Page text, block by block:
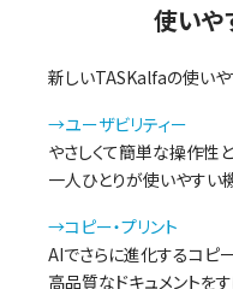
使いや
新しいTASKalfaの使いや
→ユーザビリティー
やさしくて簡単な操作性と
一人ひとりが使いやすい
→コピー・プリント
AIでさらに進化するコピ
高品質なドキュメントを